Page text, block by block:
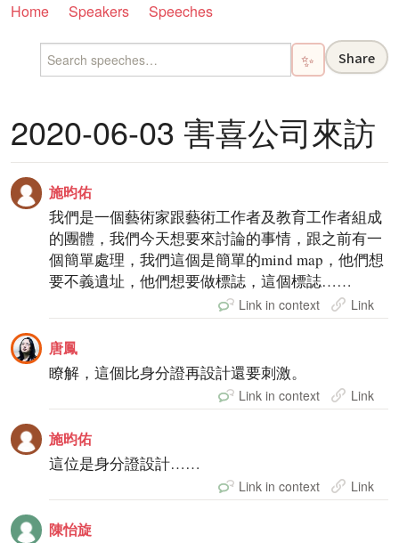
Home Speakers Speeches
✨ Share
2020-06-03 害喜公司來訪
施昀佑
我們是一個藝術家跟藝術工作者及教育工作者組成
的團體，我們今天想要來討論的事情，跟之前有一
個簡單處理，我們這個是簡單的mind map，他們想
要不義遺址，他們想要做標誌，這個標誌……
Link in context Link
唐鳳
瞭解，這個比身分證再設計還要刺激。
Link in context Link
施昀佑
這位是身分證設計……
Link in context Link
陳怡旋